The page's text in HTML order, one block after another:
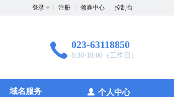
登录 注册 领券中心 控制台
023-63118850
8:30-18:00（工作日）
域名服务 个人中心